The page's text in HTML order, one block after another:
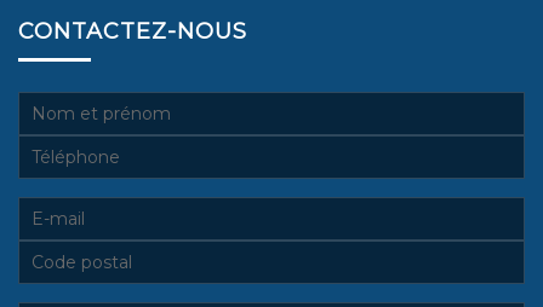
CONTACTEZ-NOUS